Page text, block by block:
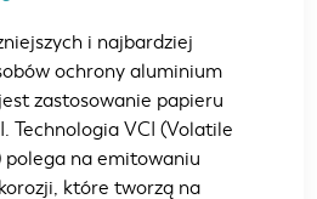
i najbardziej
ochrony aluminium
zastosowanie papieru
Technologia VCI (Volatile
polega na emitowaniu
które tworzą na